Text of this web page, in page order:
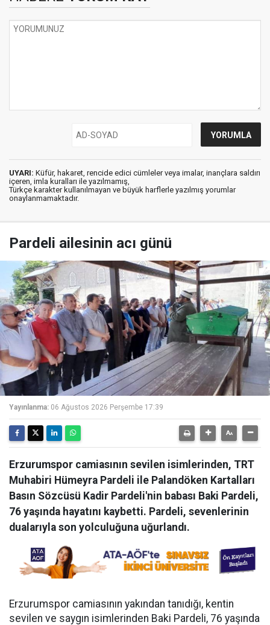
UYARI: Küfür, hakaret, rencide edici cümleler veya imalar, inançlara saldırı
içeren, imla kuralları ile yazılmamış,
Türkçe karakter kullanılmayan ve büyük harflerle yazılmış yorumlar
onaylanmamaktadır.
Pardeli ailesinin acı günü
Yayınlanma: 06 Ağustos 2026 Perşembe 17:39
Erzurumspor camiasının sevilen isimlerinden, TRT
Muhabiri Hümeyra Pardeli ile Palandöken Kartalları
Basın Sözcüsü Kadir Pardeli'nin babası Baki Pardeli,
76 yaşında hayatını kaybetti. Pardeli, sevenlerinin
dualarıyla son yolculuğuna uğurlandı.
Erzurumspor camiasının yakından tanıdığı, kentin
sevilen ve saygın isimlerinden Baki Pardeli, 76 yaşında